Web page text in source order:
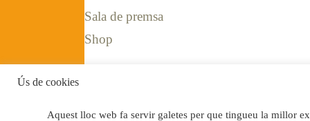
Sala de premsa
Shop
Ús de cookies
Aquest lloc web fa servir galetes per que tingueu la millor